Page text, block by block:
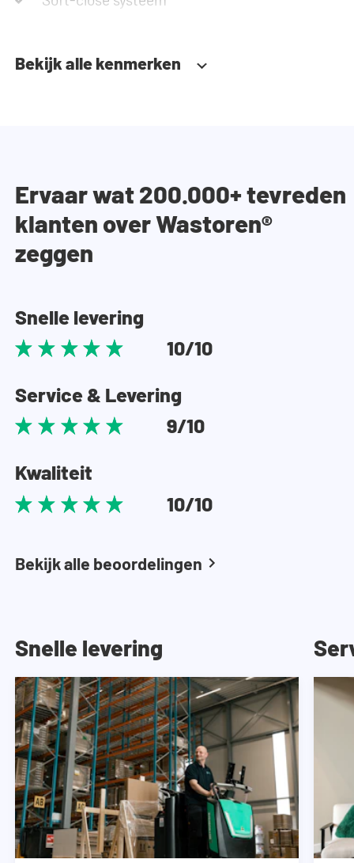
Bekijk alle kenmerken
Ervaar wat 200.000+ tevreden
klanten over Wastoren®
zeggen
Snelle levering
10/10
Service & Levering
9/10
Kwaliteit
10/10
Bekijk alle beoordelingen
Snelle levering